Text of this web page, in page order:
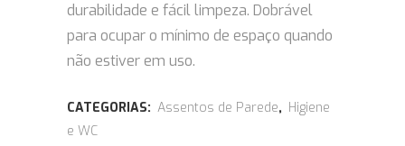
durabilidade e fácil limpeza. Dobrável
para ocupar o mínimo de espaço quando
não estiver em uso.
CATEGORIAS: Assentos de Parede, Higiene
e WC